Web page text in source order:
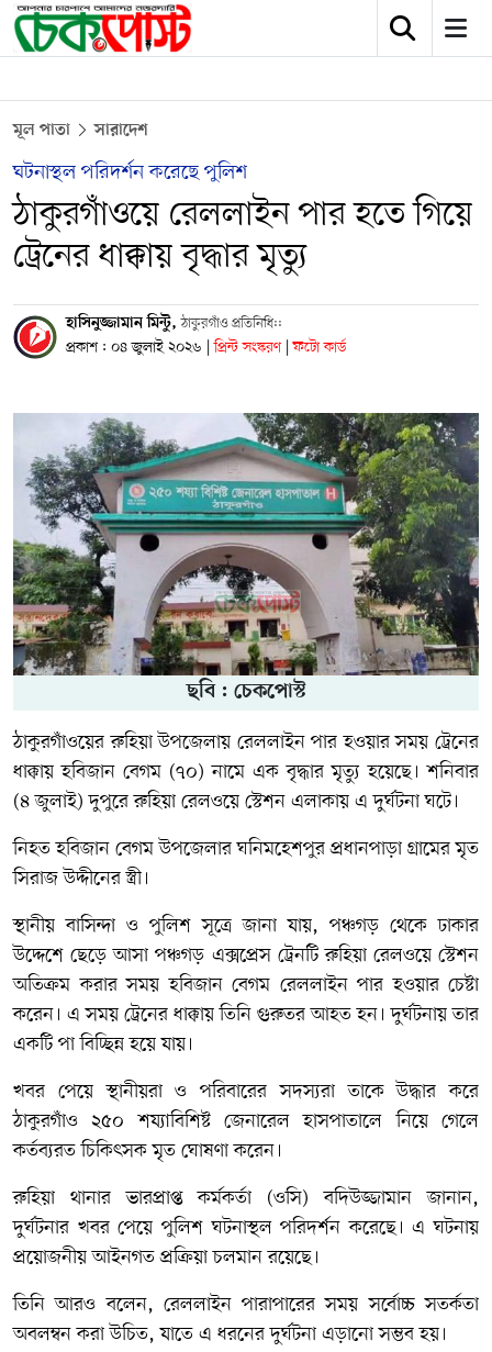
মূল পাতা সারাদেশ
ঘটনাস্থল পরিদর্শন করেছে পুলিশ
ঠাকুরগাঁওয়ে রেললাইন পার হতে গিয়ে
ট্রেনের ধাক্কায় বৃদ্ধার মৃত্যু
হাসিনুজ্জামান মিন্টু,ঠাকুরগাঁও প্রতিনিধি::
প্রকাশ : ০৪ জুলাই ২০২৬ | প্রিন্ট সংস্করণ | ফটো কার্ড
ছবি : চেকপোস্ট
ঠাকুরগাঁওয়ের রুহিয়া উপজেলায় রেললাইন পার হওয়ার সময় ট্রেনের
ধাক্কায় হবিজান বেগম (৭০) নামে এক বৃদ্ধার মৃত্যু হয়েছে। শনিবার
(৪ জুলাই) দুপুরে রুহিয়া রেলওয়ে স্টেশন এলাকায় এ দুর্ঘটনা ঘটে।
নিহত হবিজান বেগম উপজেলার ঘনিমহেশপুর প্রধানপাড়া গ্রামের মৃত
সিরাজ উদ্দীনের স্ত্রী।
স্থানীয় বাসিন্দা ও পুলিশ সূত্রে জানা যায়, পঞ্চগড় থেকে ঢাকার
উদ্দেশে ছেড়ে আসা পঞ্চগড় এক্সপ্রেস ট্রেনটি রুহিয়া রেলওয়ে স্টেশন
অতিক্রম করার সময় হবিজান বেগম রেললাইন পার হওয়ার চেষ্টা
করেন। এ সময় ট্রেনের ধাক্কায় তিনি গুরুতর আহত হন। দুর্ঘটনায় তার
একটি পা বিচ্ছিন্ন হয়ে যায়।
খবর পেয়ে স্থানীয়রা ও পরিবারের সদস্যরা তাকে উদ্ধার করে
ঠাকুরগাঁও ২৫০ শয্যাবিশিষ্ট জেনারেল হাসপাতালে নিয়ে গেলে
কর্তব্যরত চিকিৎসক মৃত ঘোষণা করেন।
রুহিয়া থানার ভারপ্রাপ্ত কর্মকর্তা (ওসি) বদিউজ্জামান জানান,
দুর্ঘটনার খবর পেয়ে পুলিশ ঘটনাস্থল পরিদর্শন করেছে। এ ঘটনায়
প্রয়োজনীয় আইনগত প্রক্রিয়া চলমান রয়েছে।
তিনি আরও বলেন, রেললাইন পারাপারের সময় সর্বোচ্চ সতর্কতা
অবলম্বন করা উচিত, যাতে এ ধরনের দুর্ঘটনা এড়ানো সম্ভব হয়।